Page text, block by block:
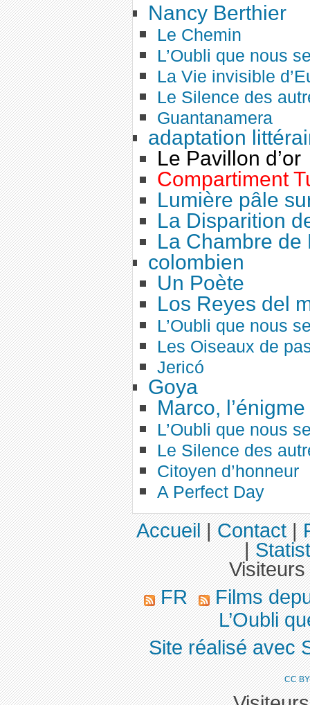
Nancy Berthier
Le Chemin
L’Oubli que nous
La Vie invisible
Le Silence des
Guantanamera
adaptation
Le Pavillon d’or
Compartiment
Lumière pâle
La Disparition
La Chambre de
colombien
Un Poète
Los Reyes del
L’Oubli que nous
Les Oiseaux de
Jericó
Goya
Marco,
L’Oubli que nous
Le Silence des
Citoyen d’honneur
A Perfect Day
Accueil|Contact|
|
FR
Films
L’Oubli
Site réalisé avec
CC